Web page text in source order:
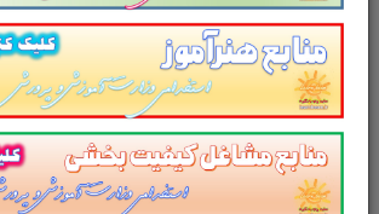
این منبع برای همه داوطلبین شرکت
آزمون های استخدامیپیشنهاد می
از دیگر منابع آزمون
سایت پرتو یادگیری دیدن